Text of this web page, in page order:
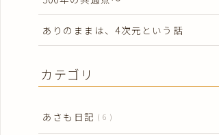
ありのままは、4次元という話
カテゴリ
あさも日記 6